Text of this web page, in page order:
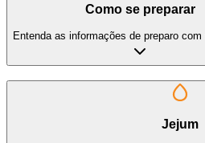
Como se preparar
Entenda as informações de preparo
Jejum